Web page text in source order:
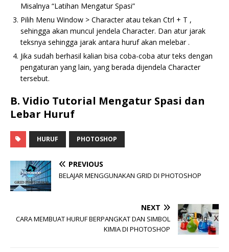
Misalnya “Latihan Mengatur Spasi”
Pilih Menu Window > Character atau tekan Ctrl + T ,
sehingga akan muncul jendela Character. Dan atur jarak
teksnya sehingga jarak antara huruf akan melebar .
Jika sudah berhasil kalian bisa coba-coba atur teks dengan
pengaturan yang lain, yang berada dijendela Character
tersebut.
B. Vidio Tutorial Mengatur Spasi dan
Lebar Huruf
HURUF PHOTOSHOP
PREVIOUS
BELAJAR MENGGUNAKAN GRID DI PHOTOSHOP
NEXT
CARA MEMBUAT HURUF BERPANGKAT DAN SIMBOL
KIMIA DI PHOTOSHOP